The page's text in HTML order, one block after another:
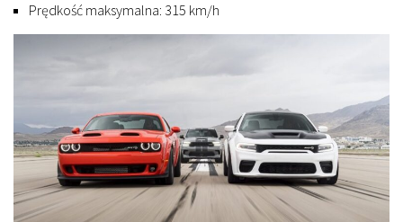
Prędkość maksymalna: 315 km/h